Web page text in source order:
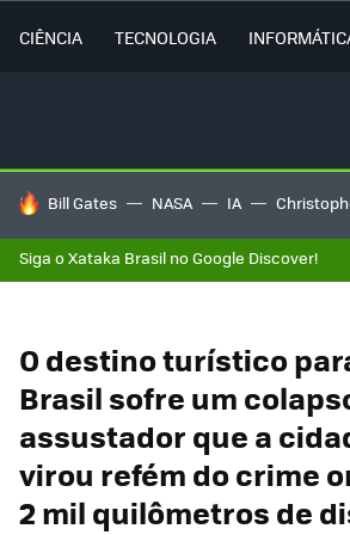
CIÊNCIA TECNOLOGIA
TENDÊNCIAS DO DIA
Bill Gates NASA IA
Siga o Xataka Brasil no Google Discover!
O destino turístico
Brasil sofre um
assustador que a
virou refém do crime
2 mil quilômetros de